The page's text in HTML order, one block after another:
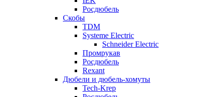
Росдюбель
Скобы
TDM
Systeme Electric
Schneider Electric
Промрукав
Росдюбель
Rexant
Дюбели и дюбель-хомуты
Tech-Krep